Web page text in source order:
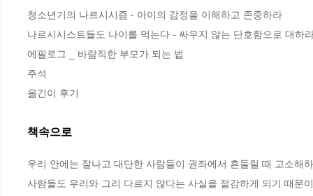
청소년기의 나르시시즘 - 아이의 감정을 이해하고 존중하라
나르시시스트들도 나이를 먹는다 - 싸우지 않는 단호함으로 대하
에필로그 _ 바람직한 부모가 되는 법
주석
옮긴이 후기
책속으로
우리 안에는 잘나고 대단한 사람들이 권좌에서 흔들릴 때 고소해
사람들도 우리와 그리 다르지 않다는 사실을 절감하게 되기 때문